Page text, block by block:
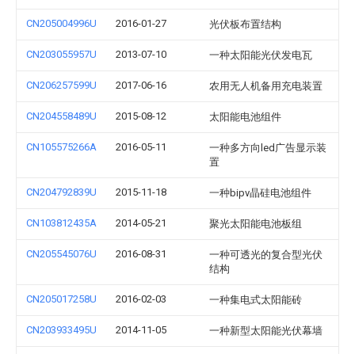
CN205004996U 2016-01-27 光伏板布置结构
CN203055957U 2013-07-10 一种太阳能光伏发电瓦
CN206257599U 2017-06-16 农用无人机备用充电装置
CN204558489U 2015-08-12 太阳能电池组件
CN105575266A 2016-05-11
一种多方向led广告显示装
置
CN204792839U 2015-11-18 一种bipv晶硅电池组件
CN103812435A 2014-05-21 聚光太阳能电池板组
CN205545076U 2016-08-31
一种可透光的复合型光伏
结构
CN205017258U 2016-02-03 一种集电式太阳能砖
CN203933495U 2014-11-05 一种新型太阳能光伏幕墙